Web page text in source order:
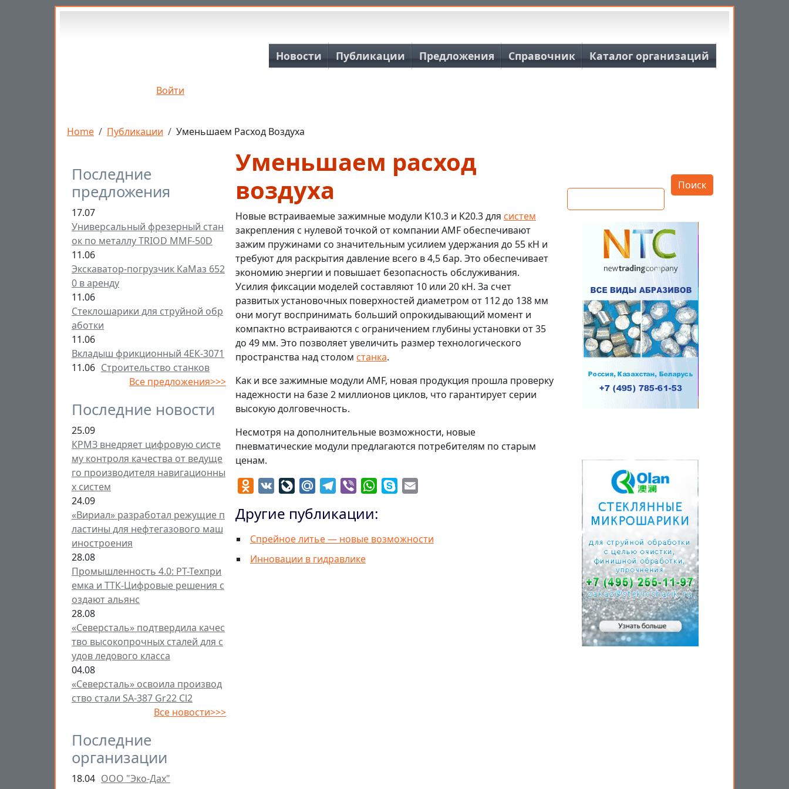
Перейти к основному содержанию
Войти
Основная навигация
Новости Публикации Предложения Справочник Каталог организаций
Строка навигации
Home Публикации Уменьшаем Расход Воздуха
Последние
предложения
17.07
Универсальный фрезерный стан
ок по металлу TRIOD MMF-50D
11.06
Экскаватор-погрузчик КаМаз 652
0 в аренду
11.06
Стеклошарики для струйной обр
аботки
11.06
Вкладыш фрикционный 4ЕК-3071
11.06 Строительство станков
Все предложения>>>
Последние новости
25.09
КРМЗ внедряет цифровую систе
му контроля качества от ведуще
го производителя навигационны
х систем
24.09
«Вириал» разработал режущие п
ластины для нефтегазового маш
иностроения
28.08
Промышленность 4.0: РТ-Техпри
емка и ТТК-Цифровые решения с
оздают альянс
28.08
«Северсталь» подтвердила качес
тво высокопрочных сталей для с
удов ледового класса
04.08
«Северсталь» освоила производ
ство стали SA-387 Gr22 Cl2
Все новости>>>
Последние
организации
18.04 ООО "Эко-Дах"
Уменьшаем расход
воздуха
Новые встраиваемые зажимные модули K10.3 и K20.3 для систем
закрепления с нулевой точкой от компании AMF обеспечивают
зажим пружинами со значительным усилием удержания до 55 кН и
требуют для раскрытия давление всего в 4,5 бар. Это обеспечивает
экономию энергии и повышает безопасность обслуживания.
Усилия фиксации моделей составляют 10 или 20 кН. За счет
развитых установочных поверхностей диаметром от 112 до 138 мм
они могут воспринимать больший опрокидывающий момент и
компактно встраиваются с ограничением глубины установки от 35
до 49 мм. Это позволяет увеличить размер технологического
пространства над столом станка.
Как и все зажимные модули AMF, новая продукция прошла проверку
надежности на базе 2 миллионов циклов, что гарантирует серии
высокую долговечность.
Несмотря на дополнительные возможности, новые
пневматические модули предлагаются потребителям по старым
ценам.
Odnoklassniki
VK LiveJournal
Mail.RuTelegram
Viber WhatsApp
Skype
Другие публикации:
Спрейное литье — новые возможности
Инновации в гидравлике